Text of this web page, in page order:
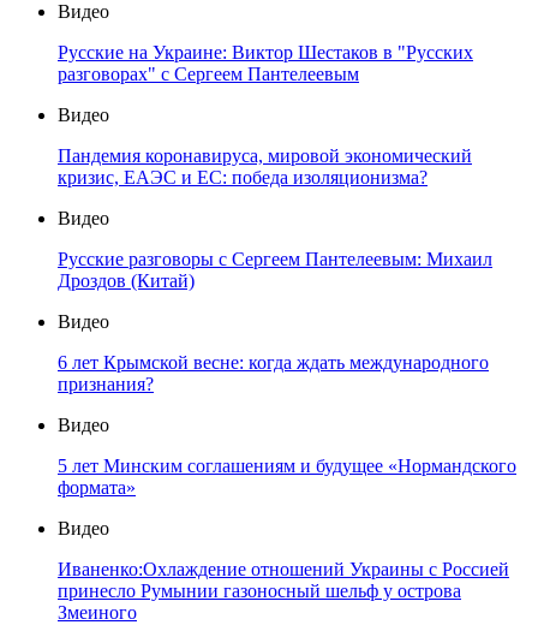
Видео
Русские на Украине: Виктор Шестаков в "Русских
разговорах" с Сергеем Пантелеевым
Видео
Пандемия коронавируса, мировой экономический
кризис, ЕАЭС и ЕС: победа изоляционизма?
Видео
Русские разговоры с Сергеем Пантелеевым: Михаил
Дроздов (Китай)
Видео
6 лет Крымской весне: когда ждать международного
признания?
Видео
5 лет Минским соглашениям и будущее «Нормандского
формата»
Видео
Иваненко:Охлаждение отношений Украины с Россией
принесло Румынии газоносный шельф у острова
Змеиного